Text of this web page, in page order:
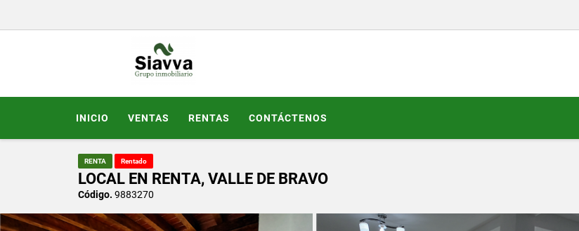
INICIO VENTAS RENTAS CONTÁCTENOS
RENTA Rentado
LOCAL EN RENTA, VALLE DE BRAVO
Código. 9883270